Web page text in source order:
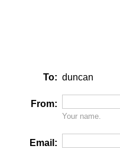
To: duncan
From:
Your name.
Email: